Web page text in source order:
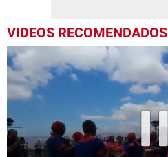
VIDEOS RECOMENDADOS